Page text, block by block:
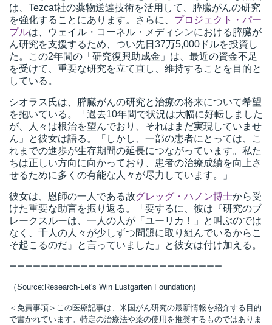
は、Tezcat社の薬物送達技術を活用して、膵臓がんの研究
を強化することにあります。さらに、 プロジェクト・パー
プルは、ウェイル・コーネル・メディシンにおける膵臓が
ん研究を支援するため、つい先日37万5,000ドルを投資し
た。この2年間の「研究復興助成金」は、最近の資金不足
を受けて、重要な研究を立て直し、維持することを目的と
している。
シオラス氏は、膵臓がんの研究と治療の将来について希望
を抱いている。「過去10年間で状況は大幅に好転しました
が、人々は根治を望んでおり、それはまだ実現していませ
ん」と彼女は語る。「しかし、一部の患者にとっては、こ
れまでの進歩が生存期間の延長につながっています。私た
ちは正しい方向に向かっており、患者の治療成績を向上さ
せるために多くの有能な人々が尽力しています。」
彼女は、恩師の一人である故グレッグ・ハノン博士から受
けた重要な助言を振り返る。「要するに、彼は『研究のブ
レークスルーは、一人の人が「ユーリカ！」と叫ぶのでは
なく、千人の人々が少しずつ問題に取り組んでいるからこ
そ起こるのだ』と言っていました」と彼女は付け加える。
ーーーーーーーーーーーーーーーーーーーーーーーーーーー
（Source:Research-Let's Win Lustgarten Foundation)
＜免責事項＞この医療記事は、米国がん研究の最新情報を紹介する目的
で書かれています。特定の治療法や薬の使用を推奨するものではありま